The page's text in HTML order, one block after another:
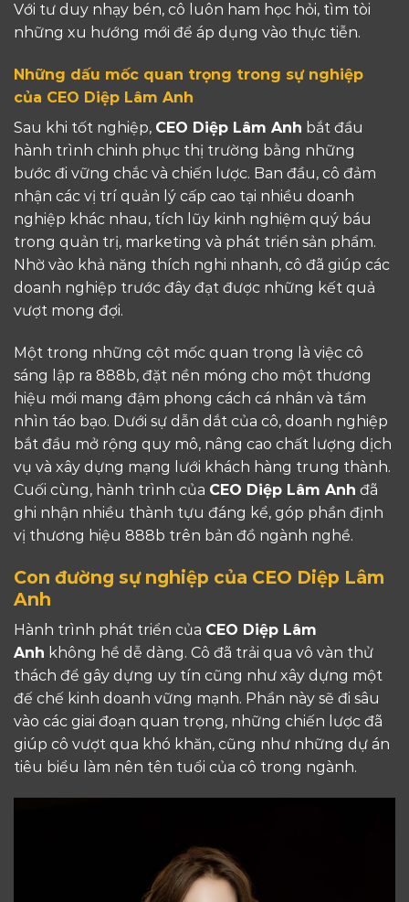
Với tư duy nhạy bén, cô luôn ham học hỏi, tìm tòi
những xu hướng mới để áp dụng vào thực tiễn.
Những dấu mốc quan trọng trong sự nghiệp
của CEO Diệp Lâm Anh
Sau khi tốt nghiệp, CEO Diệp Lâm Anh bắt đầu
hành trình chinh phục thị trường bằng những
bước đi vững chắc và chiến lược. Ban đầu, cô đảm
nhận các vị trí quản lý cấp cao tại nhiều doanh
nghiệp khác nhau, tích lũy kinh nghiệm quý báu
trong quản trị, marketing và phát triển sản phẩm.
Nhờ vào khả năng thích nghi nhanh, cô đã giúp các
doanh nghiệp trước đây đạt được những kết quả
vượt mong đợi.
Một trong những cột mốc quan trọng là việc cô
sáng lập ra 888b, đặt nền móng cho một thương
hiệu mới mang đậm phong cách cá nhân và tầm
nhìn táo bạo. Dưới sự dẫn dắt của cô, doanh nghiệp
bắt đầu mở rộng quy mô, nâng cao chất lượng dịch
vụ và xây dựng mạng lưới khách hàng trung thành.
Cuối cùng, hành trình của CEO Diệp Lâm Anh đã
ghi nhận nhiều thành tựu đáng kể, góp phần định
vị thương hiệu 888b trên bản đồ ngành nghề.
Con đường sự nghiệp của CEO Diệp Lâm
Anh
Hành trình phát triển của CEO Diệp Lâm
Anh không hề dễ dàng. Cô đã trải qua vô vàn thử
thách để gây dựng uy tín cũng như xây dựng một
đế chế kinh doanh vững mạnh. Phần này sẽ đi sâu
vào các giai đoạn quan trọng, những chiến lược đã
giúp cô vượt qua khó khăn, cũng như những dự án
tiêu biểu làm nên tên tuổi của cô trong ngành.